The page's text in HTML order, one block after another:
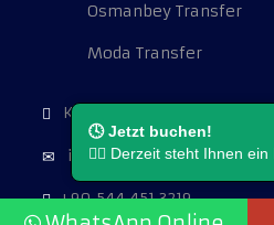
🕓 Jetzt buchen!
👨‍⚖️ Derzeit steht Ihnen
Osmanbey Transfer
Moda Transfer
Kocatepe Mah.
+90 544 451 3219